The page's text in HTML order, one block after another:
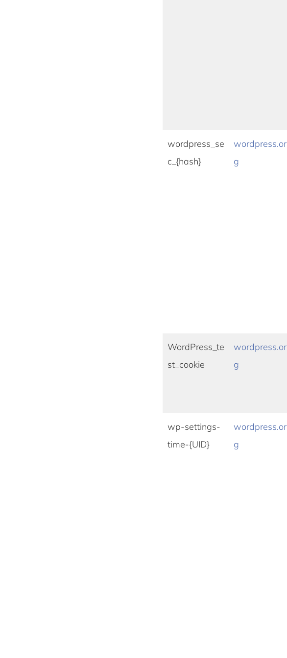
wordpress_se
c_{hash}
wordpress.or
g
WordPress_te
st_cookie
wordpress.or
g
wp-settings-
time-{UID}
wordpress.or
g